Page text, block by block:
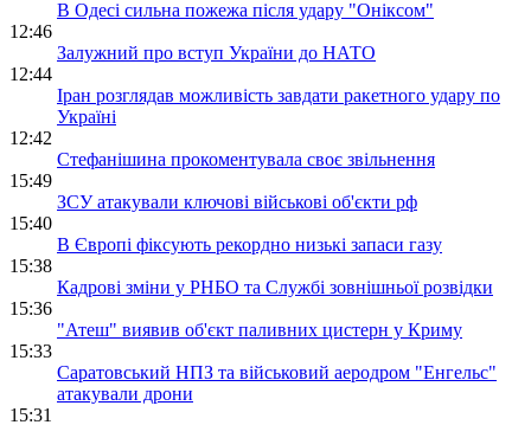
В Одесі сильна пожежа після удару "Оніксом"
12:46
Залужний про вступ України до НАТО
12:44
Іран розглядав можливість завдати ракетного удару по
Україні
12:42
Стефанішина прокоментувала своє звільнення
15:49
ЗСУ атакували ключові військові об'єкти рф
15:40
В Європі фіксують рекордно низькі запаси газу
15:38
Кадрові зміни у РНБО та Службі зовнішньої розвідки
15:36
"Атеш" виявив об'єкт паливних цистерн у Криму
15:33
Саратовський НПЗ та військовий аеродром "Енгельс"
атакували дрони
15:31